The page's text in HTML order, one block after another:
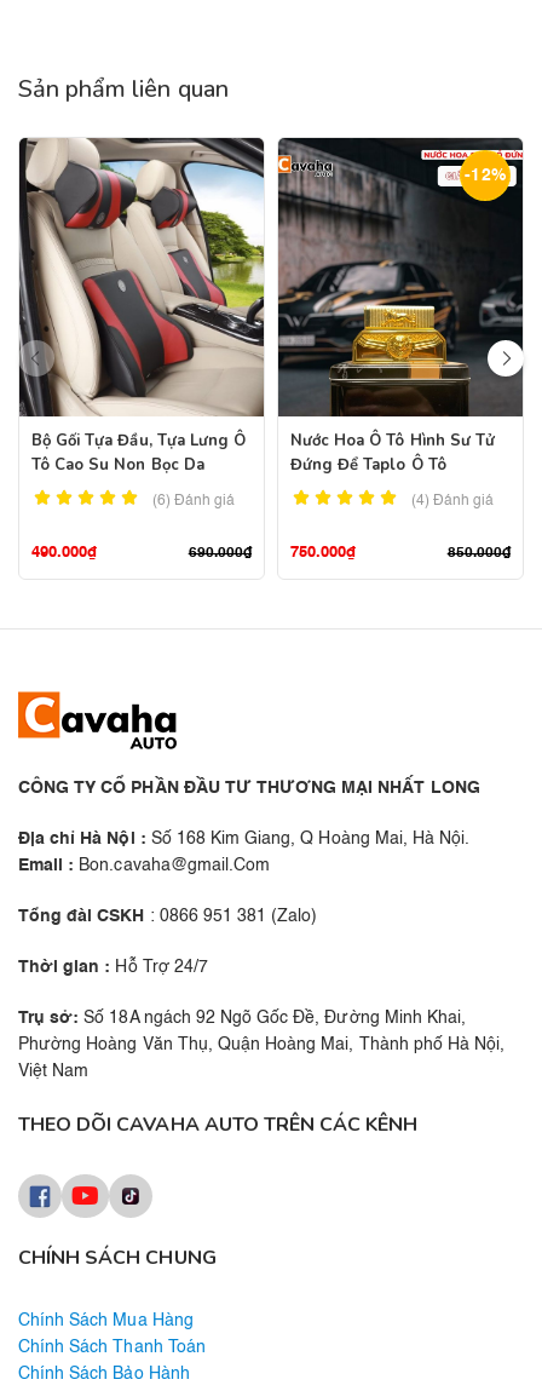
Sản phẩm liên quan
Bộ Gối Tựa Đầu, Tựa Lưng Ô
Tô Cao Su Non Bọc Da
(6)Đánh giá
690.000₫
490.000₫
-12%
Nước Hoa Ô Tô Hình Sư Tử
Đứng Để Taplo Ô Tô
(4)Đánh giá
850.000₫
750.000₫
CÔNG TY CỔ PHẦN ĐẦU TƯ THƯƠNG MẠI NHẤT LONG
Địa chỉ Hà Nội : Số 168 Kim Giang, Q Hoàng Mai, Hà Nội.
Email : Bon.cavaha@gmail.Com
Tổng đài CSKH : 0866 951 381 (Zalo)
Thời gian : Hỗ Trợ 24/7
Trụ sở: Số 18A ngách 92 Ngõ Gốc Đề, Đường Minh Khai,
Phường Hoàng Văn Thụ, Quận Hoàng Mai, Thành phố Hà Nội,
Việt Nam
CHÍNH SÁCH CHUNG
Chính Sách Mua Hàng
Chính Sách Thanh Toán
Chính Sách Bảo Hành
THEO DÕI CAVAHA AUTO TRÊN CÁC KÊNH